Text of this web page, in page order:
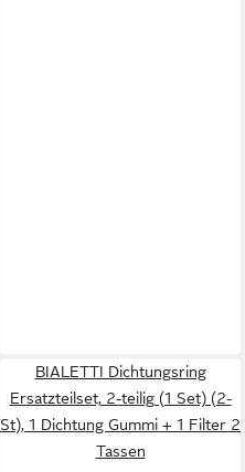
BIALETTI Dichtungsring
Ersatzteilset, 2-teilig (1 Set) (2-
St), 1 Dichtung Gummi + 1 Filter 2
Tassen